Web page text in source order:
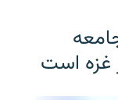
غزه است